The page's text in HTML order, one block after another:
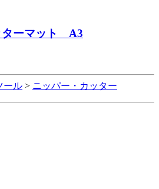
ーマット A3
ール > ニッパー・カッター